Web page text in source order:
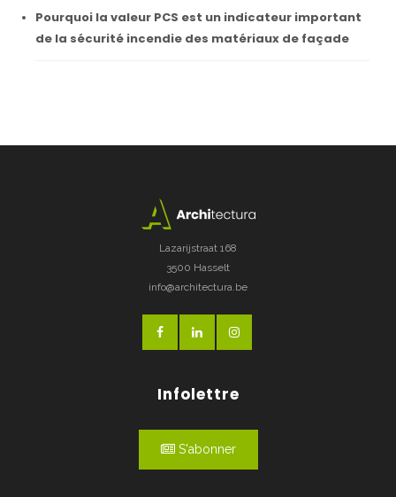
Pourquoi la valeur PCS est un indicateur important
de la sécurité incendie des matériaux de façade
Lazarijstraat 168
3500 Hasselt
info@architectura.be
Infolettre
S'abonner